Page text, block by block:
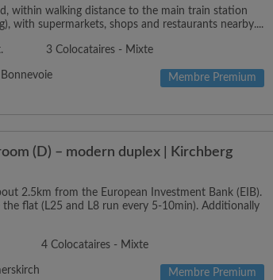
within walking distance to the main train station
with supermarkets, shops and restaurants nearby....
3 Colocataires - Mixte
Membre Premium
(D) – modern duplex | Kirchberg
2.5km from the European Investment Bank (EIB).
flat (L25 and L8 run every 5-10min). Additionally
4 Colocataires - Mixte
Membre Premium